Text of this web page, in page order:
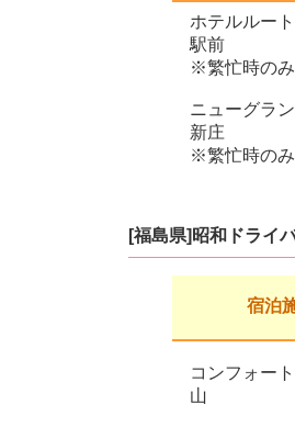
ホテルルー
駅前
※繁忙時のみ
ニューグラ
新庄
※繁忙時のみ
[福島県]昭和ドライ
宿泊
コンフォー
山